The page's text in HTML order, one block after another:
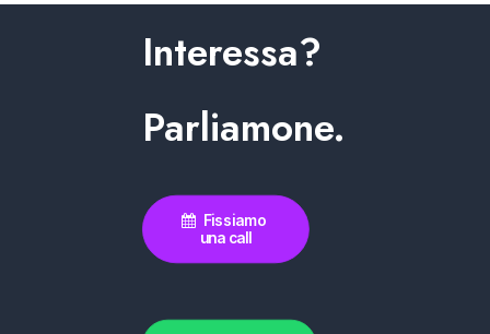
Interessa?
Parliamone.
Fissiamo
una call